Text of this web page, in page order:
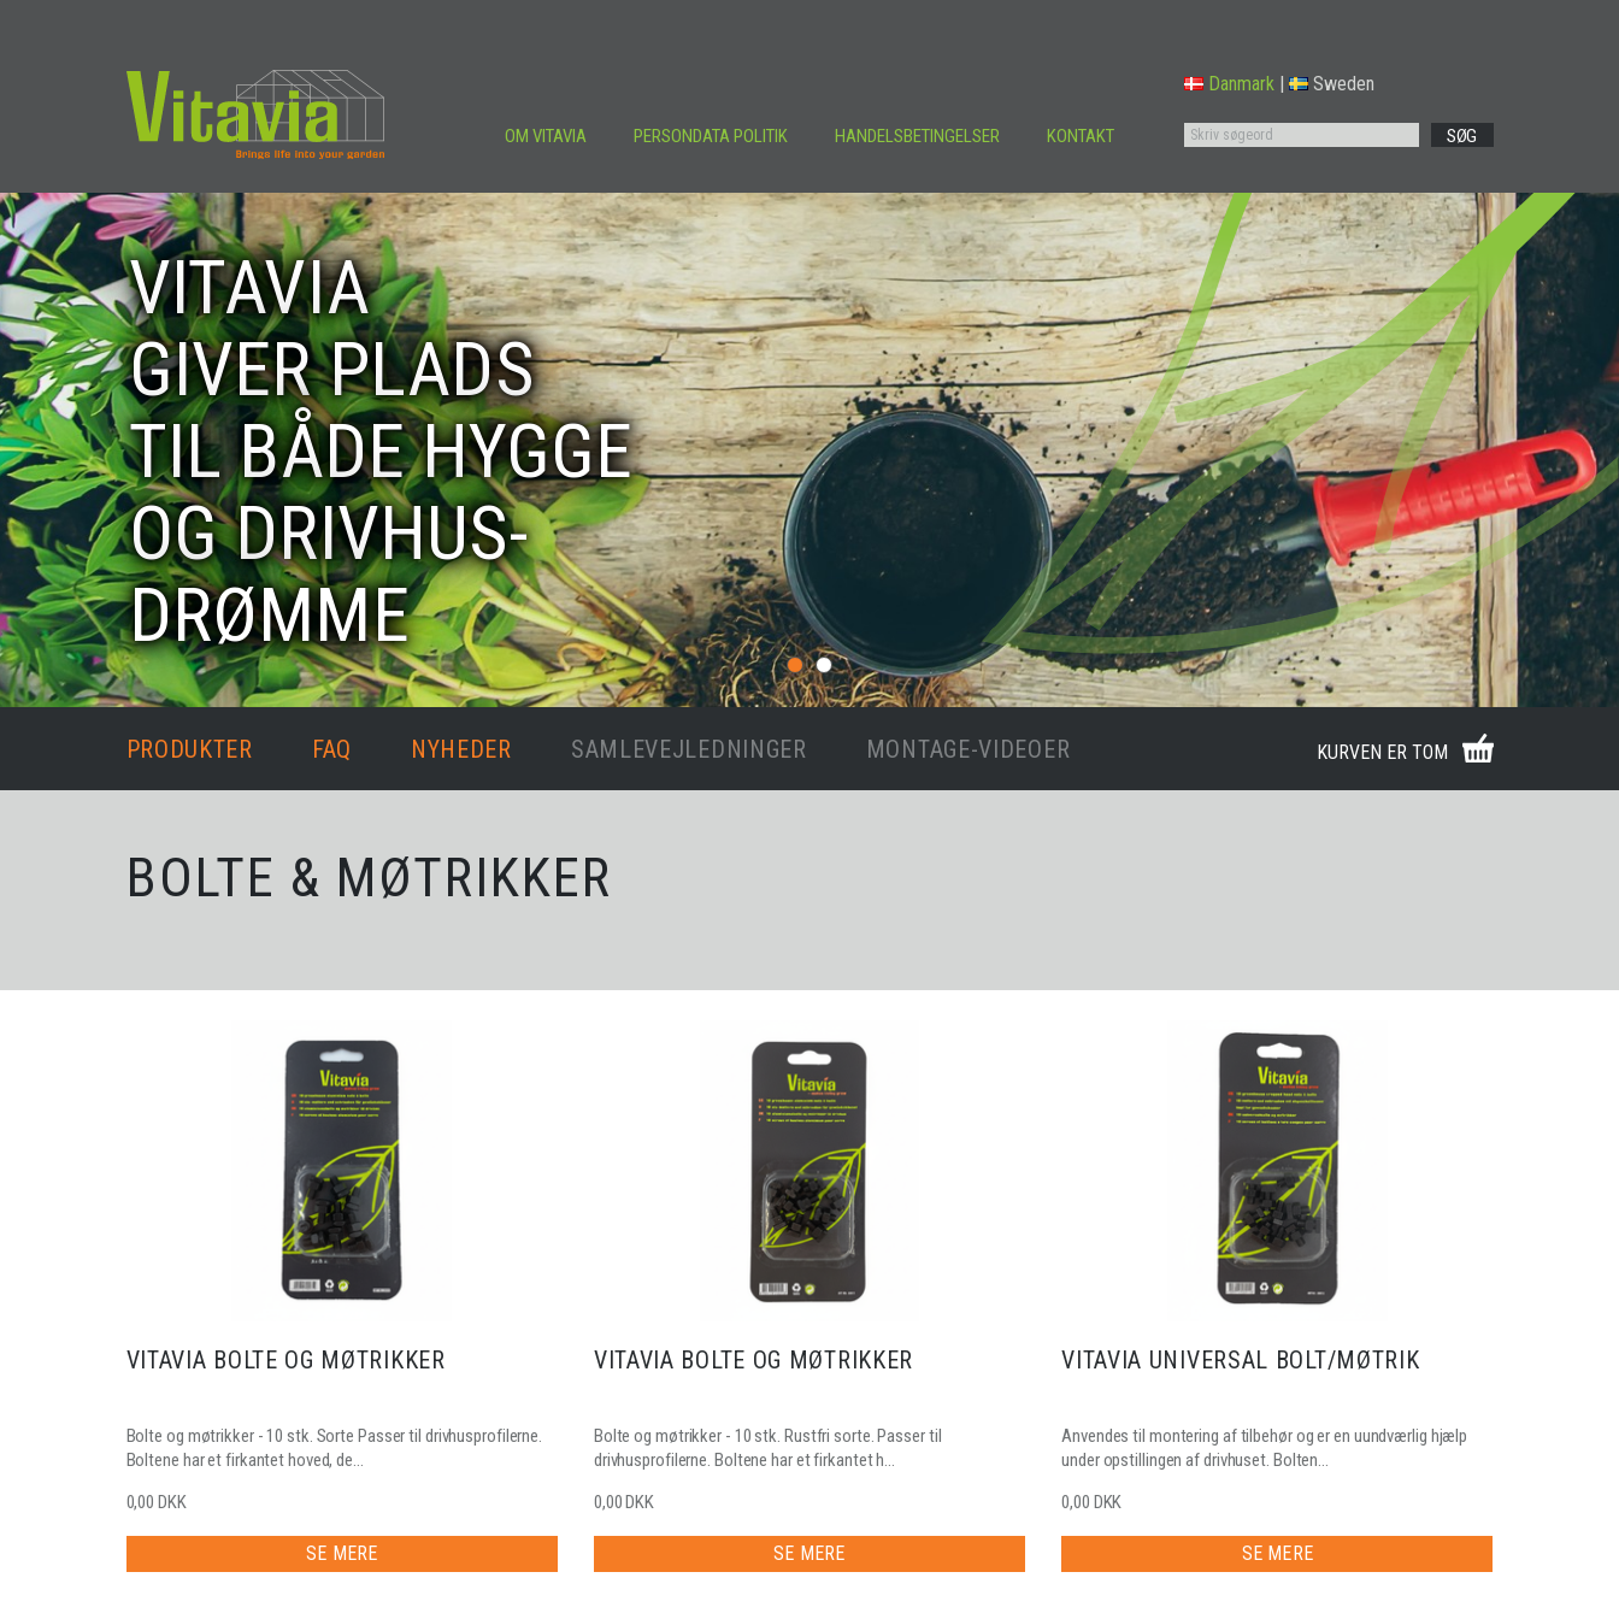
OM VITAVIA PERSONDATA POLITIK HANDELSBETINGELSER KONTAKT
Danmark | Sweden
SØG
VITAVIA
GIVER PLADS
TIL BÅDE HYGGE
OG DRIVHUS-
DRØMME
PRODUKTER FAQ NYHEDER SAMLEVEJLEDNINGER MONTAGE-VIDEOER KURVEN ER TOM
BOLTE & MØTRIKKER
VITAVIA BOLTE OG MØTRIKKER
Bolte og møtrikker - 10 stk. Sorte Passer til drivhusprofilerne.
Boltene har et firkantet hoved, de...
0,00 DKK
SE MERE
VITAVIA BOLTE OG MØTRIKKER
Bolte og møtrikker - 10 stk. Rustfri sorte. Passer til
drivhusprofilerne. Boltene har et firkantet h...
0,00 DKK
SE MERE
VITAVIA UNIVERSAL BOLT/MØTRIK
Anvendes til montering af tilbehør og er en uundværlig hjælp
under opstillingen af drivhuset. Bolten...
0,00 DKK
SE MERE